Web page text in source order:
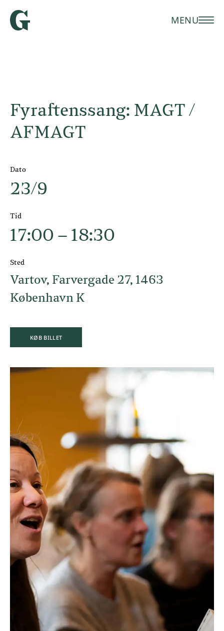
MENU
Fyraftenssang: MAGT /
AFMAGT
Dato
23/9
Tid
17:00 – 18:30
Sted
Vartov, Farvergade 27, 1463
København K
KØB BILLET